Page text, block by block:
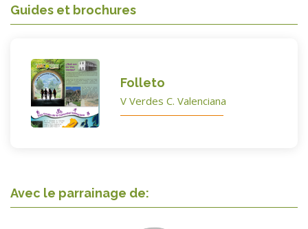
Guides et brochures
Folleto
V Verdes C. Valenciana
Avec le parrainage de: